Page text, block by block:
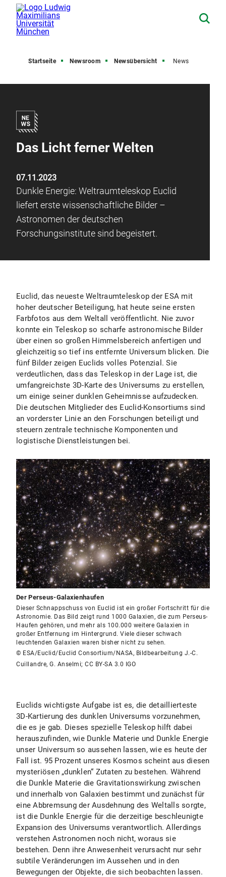
Startseite Newsroom Newsübersicht News
Das Licht ferner Welten
07.11.2023
Dunkle Energie: Weltraumteleskop Euclid
liefert erste wissenschaftliche Bilder –
Astronomen der deutschen
Forschungsinstitute sind begeistert.
Euclid, das neueste Weltraumteleskop der ESA mit
hoher deutscher Beteiligung, hat heute seine ersten
Farbfotos aus dem Weltall veröffentlicht. Nie zuvor
konnte ein Teleskop so scharfe astronomische Bilder
über einen so großen Himmelsbereich anfertigen und
gleichzeitig so tief ins entfernte Universum blicken. Die
fünf Bilder zeigen Euclids volles Potenzial. Sie
verdeutlichen, dass das Teleskop in der Lage ist, die
umfangreichste 3D-Karte des Universums zu erstellen,
um einige seiner dunklen Geheimnisse aufzudecken.
Die deutschen Mitglieder des Euclid-Konsortiums sind
an vorderster Linie an den Forschungen beteiligt und
steuern zentrale technische Komponenten und
logistische Dienstleistungen bei.
Der Perseus-Galaxienhaufen
Dieser Schnappschuss von Euclid ist ein großer Fortschritt für die
Astronomie. Das Bild zeigt rund 1000 Galaxien, die zum Perseus-
Haufen gehören, und mehr als 100.000 weitere Galaxien in
großer Entfernung im Hintergrund. Viele dieser schwach
leuchtenden Galaxien waren bisher nicht zu sehen.
© ESA/Euclid/Euclid Consortium/NASA, Bildbearbeitung J.-C.
Cuillandre, G. Anselmi; CC BY-SA 3.0 IGO
Euclids wichtigste Aufgabe ist es, die detaillierteste
3D-Kartierung des dunklen Universums vorzunehmen,
die es je gab. Dieses spezielle Teleskop hilft dabei
herauszufinden, wie Dunkle Materie und Dunkle Energie
unser Universum so aussehen lassen, wie es heute der
Fall ist. 95 Prozent unseres Kosmos scheint aus diesen
mysteriösen „dunklen“ Zutaten zu bestehen. Während
die Dunkle Materie die Gravitationswirkung zwischen
und innerhalb von Galaxien bestimmt und zunächst für
eine Abbremsung der Ausdehnung des Weltalls sorgte,
ist die Dunkle Energie für die derzeitige beschleunigte
Expansion des Universums verantwortlich. Allerdings
verstehen Astronomen noch nicht, woraus sie
bestehen. Denn ihre Anwesenheit verursacht nur sehr
subtile Veränderungen im Aussehen und in den
Bewegungen der Objekte, die sich beobachten lassen.